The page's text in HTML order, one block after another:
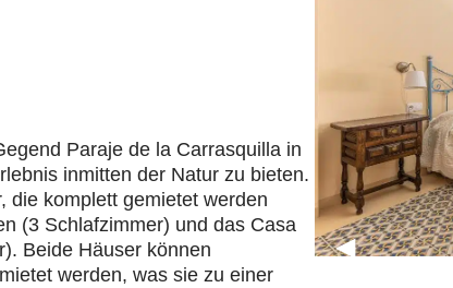
Paraje de la Carrasquilla in
inmitten der Natur zu bieten.
die komplett gemietet werden
(3 Schlafzimmer) und das Casa
Beide Häuser können
werden, was sie zu einer
◀